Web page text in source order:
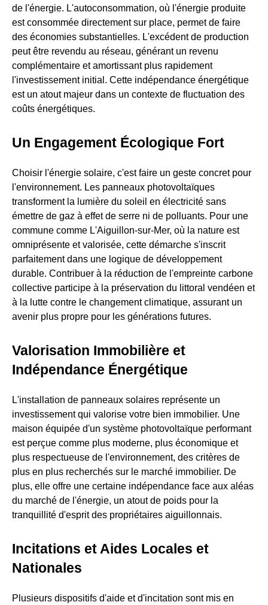
de l'énergie. L'autoconsommation, où l'énergie produite
est consommée directement sur place, permet de faire
des économies substantielles. L'excédent de production
peut être revendu au réseau, générant un revenu
complémentaire et amortissant plus rapidement
l'investissement initial. Cette indépendance énergétique
est un atout majeur dans un contexte de fluctuation des
coûts énergétiques.
Un Engagement Écologique Fort
Choisir l'énergie solaire, c'est faire un geste concret pour
l'environnement. Les panneaux photovoltaïques
transforment la lumière du soleil en électricité sans
émettre de gaz à effet de serre ni de polluants. Pour une
commune comme L'Aiguillon-sur-Mer, où la nature est
omniprésente et valorisée, cette démarche s'inscrit
parfaitement dans une logique de développement
durable. Contribuer à la réduction de l'empreinte carbone
collective participe à la préservation du littoral vendéen et
à la lutte contre le changement climatique, assurant un
avenir plus propre pour les générations futures.
Valorisation Immobilière et
Indépendance Énergétique
L'installation de panneaux solaires représente un
investissement qui valorise votre bien immobilier. Une
maison équipée d'un système photovoltaïque performant
est perçue comme plus moderne, plus économique et
plus respectueuse de l'environnement, des critères de
plus en plus recherchés sur le marché immobilier. De
plus, elle offre une certaine indépendance face aux aléas
du marché de l'énergie, un atout de poids pour la
tranquillité d'esprit des propriétaires aiguillonnais.
Incitations et Aides Locales et
Nationales
Plusieurs dispositifs d'aide et d'incitation sont mis en